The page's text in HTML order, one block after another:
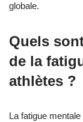
globale.
Quels
de la
athlètes ?
La fatigue